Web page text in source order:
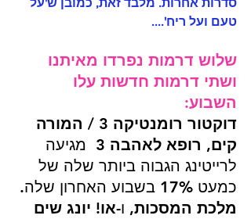
סדרות אחרות. מלבד זאת, כמובן ש'על
טעם ועל ריח'....
שלוש דרמות נפרדו מאיתנו
ושתי דרמות חדשות עלו
השבוע:
דוקטור רומנטיקה 3 / המורה
קים, רופא לאהבה 3
  מגיעה
לרייטינג הגבוה ביותר שלה של
כמעט 17% בשבוע האחרון שלה.
מלכת המסכות, ו-או! יונג שים